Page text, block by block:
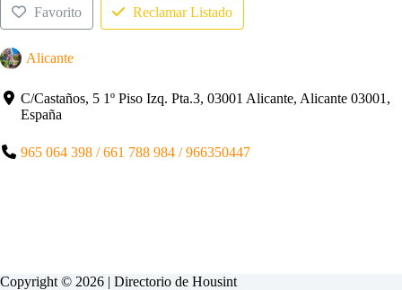
Favorito Reclamar Listado
Alicante
C/Castaños, 5 1º Piso Izq. Pta.3, 03001 Alicante, Alicante 03001,
España
965 064 398 / 661 788 984 / 966350447
Copyright © 2026 | Directorio de Housint